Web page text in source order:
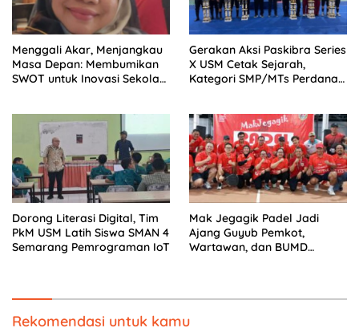
Menggali Akar, Menjangkau
Masa Depan: Membumikan
SWOT untuk Inovasi Sekolah
Gerakan Aksi Paskibra Series
X USM Cetak Sejarah,
Kategori SMP/MTs Perdana
Dorong Literasi Digital, Tim
PkM USM Latih Siswa SMAN 4
Semarang Pemrograman IoT
Mak Jegagik Padel Jadi
Ajang Guyub Pemkot,
Wartawan, dan BUMD
Rekomendasi untuk kamu